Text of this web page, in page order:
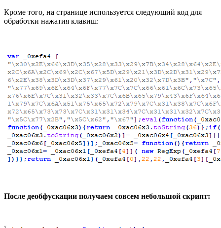
Кроме того, на странице используется следующий код для
обработки нажатия клавиш:
После деобфускации получаем совсем небольшой скрипт: